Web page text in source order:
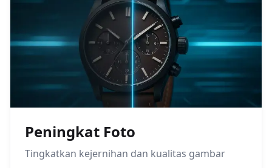
Peningkat Foto
Tingkatkan kejernihan dan kualitas gambar